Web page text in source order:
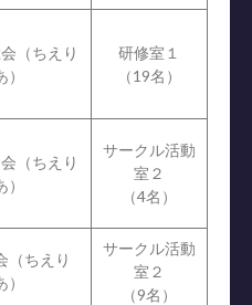
（ちえり
）
研修室１
（19名）
（ちえり
）
サークル活動
室２
（4名）
（ちえり
）
サークル活動
室２
（9名）